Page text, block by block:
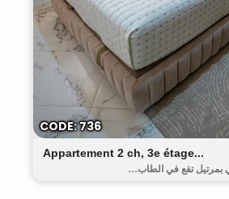
Appartement 2 ch, 3e étage...
بمرتيل تقع في الطاب...
CODE: 736